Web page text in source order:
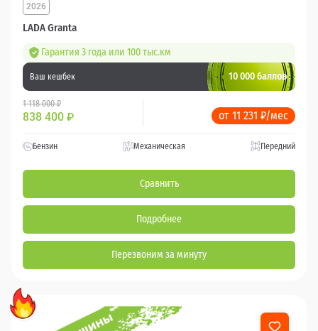
LADA Granta
2026
Гарантия 3 года или 100 тыс.км
Ваш кешбек 10 000 баллов
1 118 000 ₽
838 400 ₽ от 11 231 ₽/мес
Бензин Механическая Передний
Сравнить
Подробнее
Перезвоним за минуту